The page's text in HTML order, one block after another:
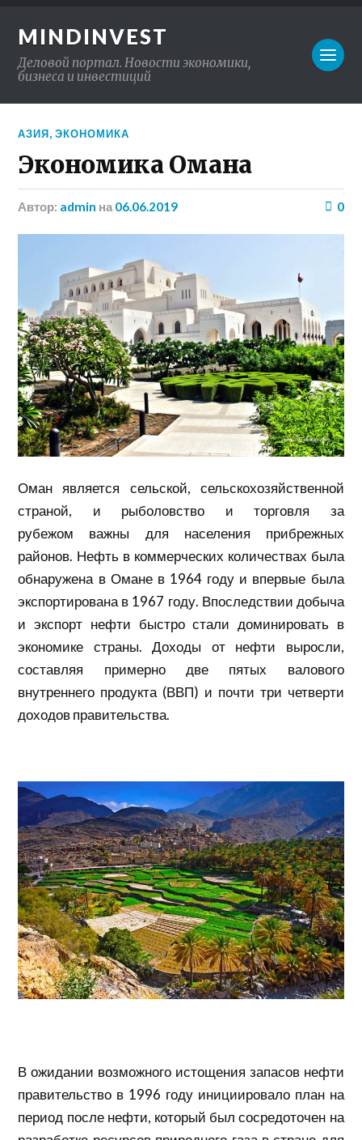
MINDINVEST
Деловой портал. Новости экономики,
бизнеса и инвестиций
АЗИЯ,ЭКОНОМИКА
Экономика Омана
Автор: admin на 06.06.2019 0
Оман является сельской, сельскохозяйственной
страной, и рыболовство иторговля за
рубежом важны для населения прибрежных
районов. Нефть в коммерческих количествах была
обнаружена в Омане в 1964 году и впервые была
экспортирована в 1967 году. Впоследствии добыча
и экспорт нефти быстро стали доминировать в
экономике страны. Доходы от нефти выросли,
составляя примерно две пятых валового
внутреннего продукта (ВВП) и почти три четверти
доходов правительства.
В ожидании возможного истощения запасов нефти
правительство в 1996 году инициировало план на
период после нефти, который был сосредоточен на